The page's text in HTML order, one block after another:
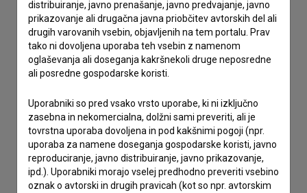
Spoštovani, s pomočjo spodnjega obrazca lahko stopite v
stik z uredništvom Baze slovenskih filmov. Veseli bomo vaših
odzivov.
prijavljam napako
želim dodati podatke
drugo
distribuiranje, javno prenašanje, javno predvajanje, javno
prikazovanje ali drugačna javna priobčitev avtorskih del ali
drugih varovanih vsebin, objavljenih na tem portalu. Prav
tako ni dovoljena uporaba teh vsebin z namenom
oglaševanja ali doseganja kakršnekoli druge neposredne
ali posredne gospodarske koristi.
Uporabniki so pred vsako vrsto uporabe, ki ni izključno
zasebna in nekomercialna, dolžni sami preveriti, ali je
tovrstna uporaba dovoljena in pod kakšnimi pogoji (npr.
uporaba za namene doseganja gospodarske koristi, javno
reproduciranje, javno distribuiranje, javno prikazovanje,
ipd.). Uporabniki morajo vselej predhodno preveriti vsebino
oznak o avtorski in drugih pravicah (kot so npr. avtorskim